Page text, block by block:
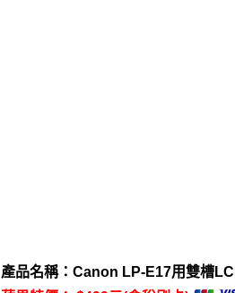
產品名稱：Canon LP-E17用雙槽